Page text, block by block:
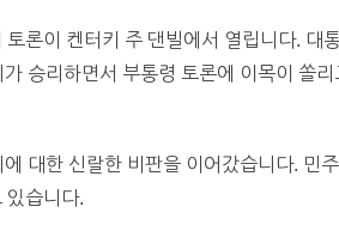
론이 켄터키 주 댄빌에서 열립니다. 대
승리하면서 부통령 토론에 이목이 쏠
대한 신랄한 비판을 이어갔습니다. 민
있습니다.